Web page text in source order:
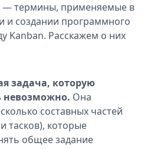
— термины, применяемые в
и создании программного
Kanban. Расскажем о них
задача, которую
невозможно. Она
составных частей
тасков), которые
общее задание